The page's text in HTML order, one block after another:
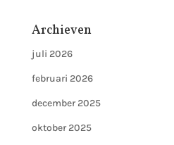
Archieven
juli 2026
februari 2026
december 2025
oktober 2025